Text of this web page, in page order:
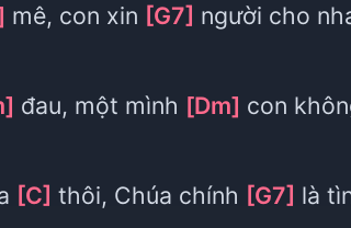
mê, con xin [G7] người cho
đau, một mình [Dm] con
[C] thôi, Chúa chính [G7] là